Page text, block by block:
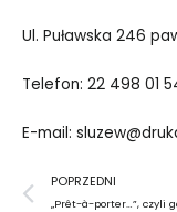
Ul. Puławska 246
Telefon: 22 498 01
E-mail:
Prev
POPRZEDNI